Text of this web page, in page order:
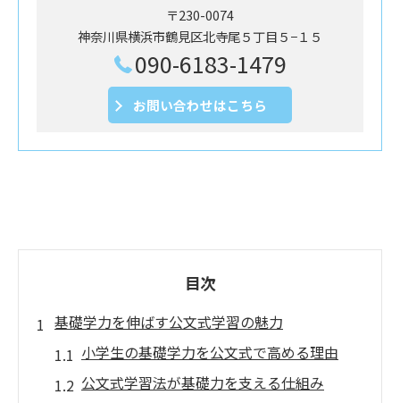
〒230-0074
神奈川県横浜市鶴見区北寺尾５丁目５−１５
090-6183-1479
お問い合わせはこちら
目次
基礎学力を伸ばす公文式学習の魅力
小学生の基礎学力を公文式で高める理由
公文式学習法が基礎力を支える仕組み